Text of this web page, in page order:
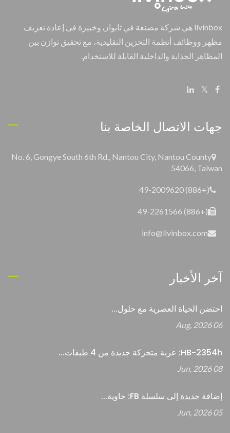
livinbox هي شركة مصنعة في تايوان وخبيرة في إعادة تعريف
مظهر ووظائف أنظمة التخزين التقليدية، مع تحقيق توازن بين
المظاهر الجذابة والداخلية القابلة للاستخدام.
جهات الاتصال الخاصة بنا
No. 6, Gongye South 6th Rd., Nantou City, Nantou County
54066, Taiwan
(+886) 49-2009620
(+886) 49-2261566
info@livinbox.com
آخر الأخبار
احتضن الحياة العصرية مع حلول...
06 Aug, 2026
HB-2354h: عربة متحركة جديدة من 4 طبقات...
08 Jun, 2026
إضافة جديدة إلى سلسلة FB: حاوية...
05 Jun, 2026